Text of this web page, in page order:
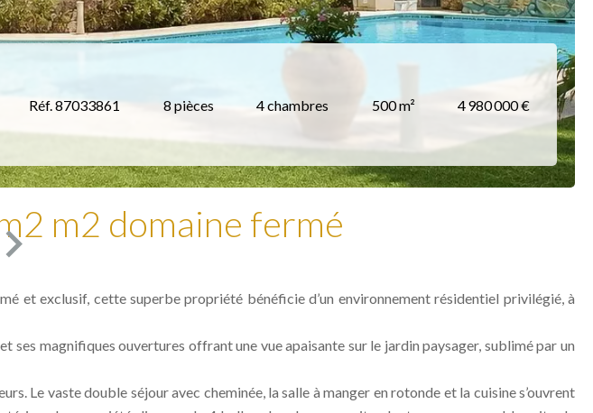
Réf. 87033861 8 pièces 4 chambres 500 m² 4 980 000 €
m2 domaine fermé
et exclusif, cette superbe propriété bénéficie d’un environnement résidentiel privilégié, à
ses magnifiques ouvertures offrant une vue apaisante sur le jardin paysager, sublimé par un
Le vaste double séjour avec cheminée, la salle à manger en rotonde et la cuisine s’ouvrent